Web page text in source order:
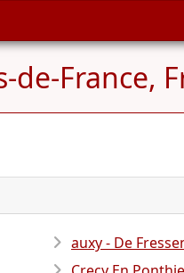
de-France,
auxy - De